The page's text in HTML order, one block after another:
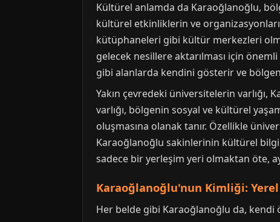
Kültürel anlamda da Karaoğlanoğlu,
kültürel etkinliklerin ve
kütüphaneleri gibi kültür merkezleri
gelecek nesillere aktarılması için
gibi alanlarda kendini gösterir ve
Yakın çevredeki üniversitelerin varlığı,
varlığı, bölgenin sosyal ve kültürel
oluşmasına olanak tanır. Özellikle
Karaoğlanoğlu sakinlerinin kültürel bilgi
sadece bir yerleşim yeri olmaktan öte,
Karaoğlanoğlu'nun Kimliği:
Her belde gibi Karaoğlanoğlu da,